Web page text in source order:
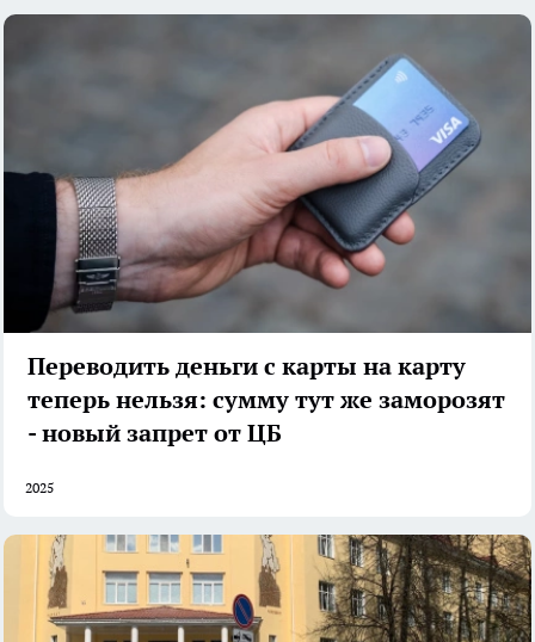
Переводить деньги с карты на карту
теперь нельзя: сумму тут же заморозят
- новый запрет от ЦБ
2025